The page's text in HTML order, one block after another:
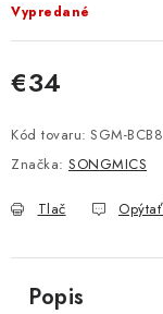
Vypredané
€34
Kód tovaru: SGM-
Značka: SONGMICS
Tlač
Popis